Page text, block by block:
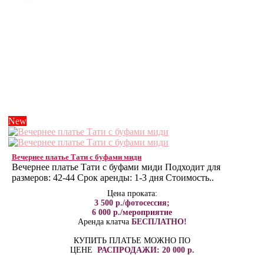
New
Вечернее платье Тати с буфами миди
Вечернее платье Тати с буфами миди Подходит для
размеров: 42-44 Срок аренды: 1-3 дня Стоимость..
Цена проката:
3 500 р./фотосессия;
6 000 р./мероприятие
Аренда клатча БЕСПЛАТНО!
КУПИТЬ ПЛАТЬЕ МОЖНО ПО
ЦЕНЕ РАСПРОДАЖИ: 20 000 р.